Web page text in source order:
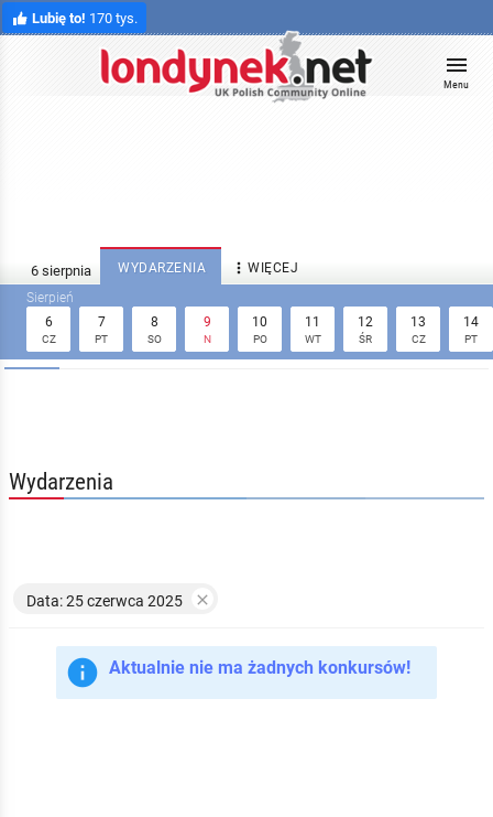
Lubię to! 170 tys.
Menu
WYDARZENIA  WIĘCEJ
6
CZ
7
PT
8
SO
9
N
10
PO
11
WT
12
ŚR
13
CZ
14
PT
Wydarzenia
Data: 25 czerwca 2025 
 Aktualnie nie ma żadnych konkursów!